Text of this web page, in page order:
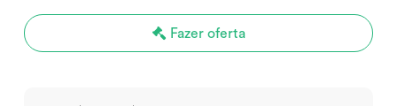
Fazer oferta